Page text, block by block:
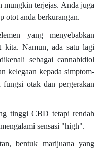
mungkin terjejas. Anda juga
otot anda berkurangan.
yang menyebabkan
kita. Namun, ada satu lagi
sebagai cannabidiol
kelegaan kepada simptom-
fungsi otak dan pergerakan
tinggi CBD tetapi rendah
sensasi "high".
bentuk marijuana yang